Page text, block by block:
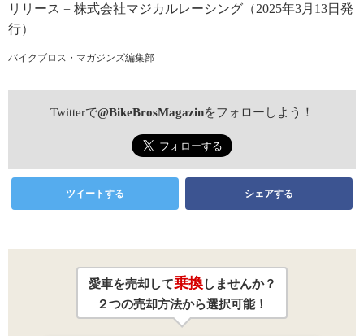
リリース = 株式会社マジカルレーシング（2025年3月13日発
行）
バイクブロス・マガジンズ編集部
Twitterで@BikeBrosMagazinをフォローしよう！
ツイートする シェアする
愛車を売却して乗換しませんか？
２つの売却方法から選択可能！